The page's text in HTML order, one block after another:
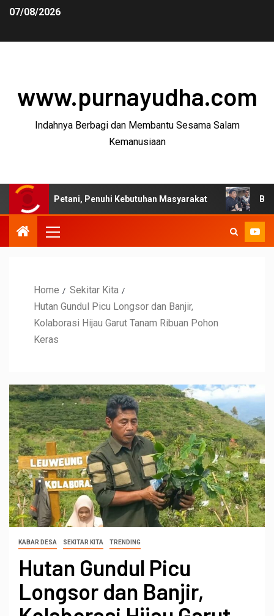
07/08/2026
www.purnayudha.com
Indahnya Berbagi dan Membantu Sesama Salam
Kemanusiaan
Penuhi Kebutuhan Masyarakat Bupati Garut:
Home
Sekitar Kita
Hutan Gundul Picu Longsor dan Banjir,
Kolaborasi Hijau Garut Tanam Ribuan Pohon
Keras
KABAR DESA SEKITAR KITA TRENDING
Hutan Gundul Picu
Longsor dan Banjir,